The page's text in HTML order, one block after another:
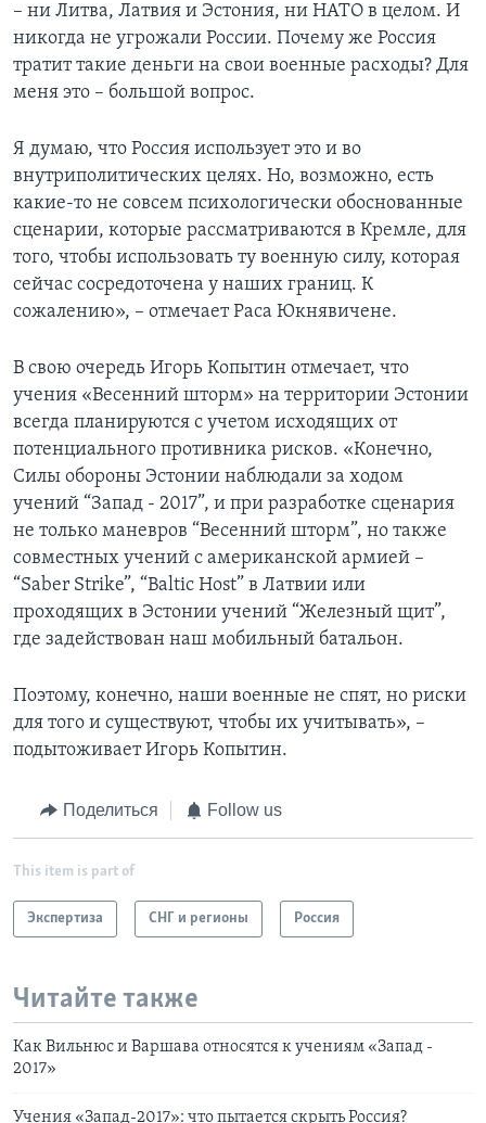
– ни Литва, Латвия и Эстония, ни НАТО в целом. И
никогда не угрожали России. Почему же Россия
тратит такие деньги на свои военные расходы? Для
меня это – большой вопрос.
Я думаю, что Россия использует это и во
внутриполитических целях. Но, возможно, есть
какие-то не совсем психологически обоснованные
сценарии, которые рассматриваются в Кремле, для
того, чтобы использовать ту военную силу, которая
сейчас сосредоточена у наших границ. К
сожалению», – отмечает Раса Юкнявичене.
В свою очередь Игорь Копытин отмечает, что
учения «Весенний шторм» на территории Эстонии
всегда планируются с учетом исходящих от
потенциального противника рисков. «Конечно,
Силы обороны Эстонии наблюдали за ходом
учений “Запад - 2017”, и при разработке сценария
не только маневров “Весенний шторм”, но также
совместных учений с американской армией –
“Saber Strike”, “Baltic Host” в Латвии или
проходящих в Эстонии учений “Железный щит”,
где задействован наш мобильный батальон.
Поэтому, конечно, наши военные не спят, но риски
для того и существуют, чтобы их учитывать», –
подытоживает Игорь Копытин.
Поделиться Follow us
This item is part of
Экспертиза СНГ и регионы Россия
Читайте также
Как Вильнюс и Варшава относятся к учениям «Запад -
2017»
Учения «Запад-2017»: что пытается скрыть Россия?